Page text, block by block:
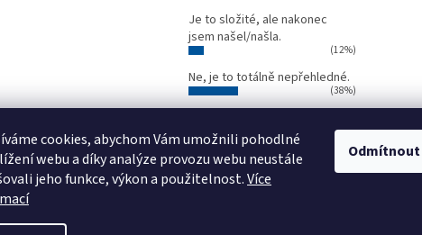
cookies, abychom Vám umožnili pohodlné
webu a díky analýze provozu webu neustále
jeho funkce, výkon a použitelnost.Více
Odmítnout
Je to složité, ale nakonec
jsem našel/našla.
(12%)
Ne, je to totálně nepřehledné.
(38%)
Oficiální webové stránky NTC Půjčovna stavebních strojů NTC